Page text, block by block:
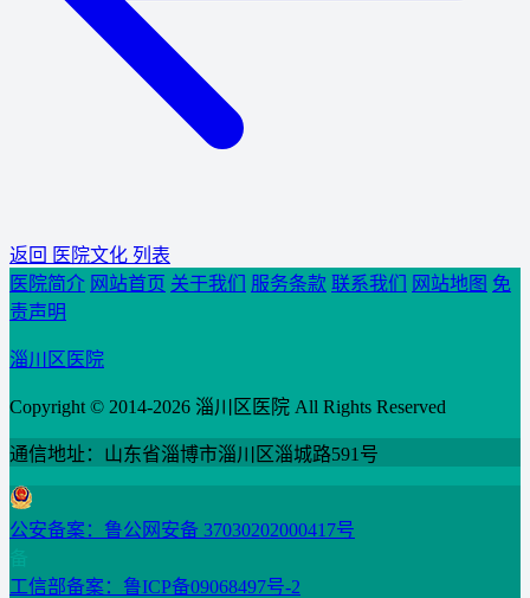
返回 医院文化 列表
医院简介 网站首页 关于我们 服务条款 联系我们 网站地图 免
责声明
淄川区医院
Copyright © 2014-2026 淄川区医院 All Rights Reserved
通信地址：山东省淄博市淄川区淄城路591号
公安备案：鲁公网安备 37030202000417号
工信部备案：鲁ICP备09068497号-2